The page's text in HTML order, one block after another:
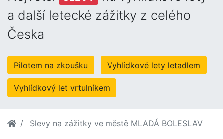
a další letecké zážitky z celého
Česka
Pilotem na zkoušku Vyhlídkové lety letadlem
Vyhlídkový let vrtulníkem
Slevy na zážitky ve městě MLADÁ BOLESLAV